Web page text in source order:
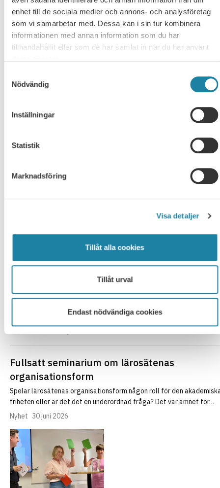
enhet till de sociala medier och annons- och analysföretag
som vi samarbetar med. Dessa kan i sin tur kombinera
informationen med annan information som du har
tillhandahållit eller som de har samlat in när du har använt
Nödvändig
Inställningar
Statistik
Marknadsföring
Visa detaljer
Tillåt alla cookies
Tillåt urval
Endast nödvändiga cookies
analysera ändamålsenligheten i dagens myndighetsform.
SULF kommer nu fortsätta arbetet med
forskningspropositionen och återkommer med mer
djupgående analyser vid senare tillfälle.
Högskolan anmäls till Arbetsdomstolen
”Högskolan i Skövde anmäls till Arbetsdomstolen av fackförbundet
SULF i medierna 8 juli 2026
Handelshögskolan fick mest – nu väcks
om regeringens urval
”Ett uppifrån–och–ner–perspektiv där politiker sätter riktningen,
universitetslärare och forskare, SULF.– Här…
Fullsatt seminarium om lärosätenas
organisationsform
Spelar lärosätenas organisationsform någon roll för den
friheten eller är det det en underordnad fråga? Det var ämnet för…
Nyhet 30 juni 2026